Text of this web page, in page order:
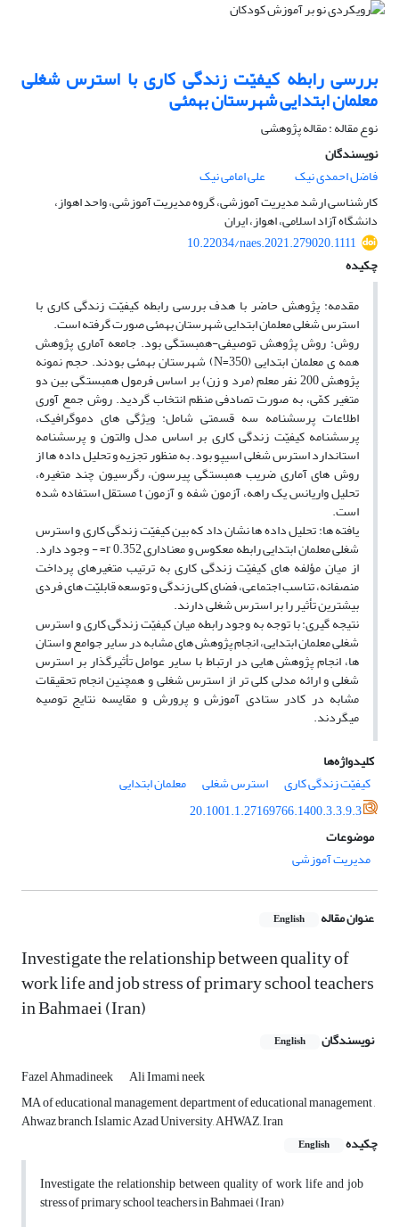
بررسی رابطه کیفیّت زندگی کاری با استرس شغلی
معلمان ابتدایی شهرستان بهمئی
نوع مقاله : مقاله پژوهشی
نویسندگان
فاضل احمدی نیک
علی امامی نیک
کارشناسی ارشد مدیریت آموزشی، گروه مدیریت آموزشی، واحد اهواز،
دانشگاه آزاد اسلامی، اهواز، ایران
10.22034/naes.2021.279020.1111
چکیده
مقدمه: پژوهش حاضر با هدف بررسى رابطه کیفیّت زندگى کارى با
استرس شغلی معلمان ابتدایی شهرستان بهمئی صورت گرفته است.
روش: روش پژوهش توصیفی-همبستگی بود. جامعه آماری پژوهش
همه ی معلمان ابتدایی (350=N) شهرستان بهمئی بودند. حجم نمونه
پژوهش 200 نفر معلم (مرد و زن) بر اساس فرمول همبستگی بین دو
متغیر کمّی، به صورت تصادفی منظم انتخاب گردید. روش جمع آورى
اطلاعات پرسشنامه سه قسمتى شامل: ویژگى هاى دموگرافیک،
پرسشنامه کیفیّت زندگى کارى بر اساس مدل والتون و پرسشنامه
استاندارد استرس شغلى اسیپو بود. به منظور تجزیه و تحلیل داده ها از
روش های آماری ضریب همبستگی پیرسون، رگرسیون چند متغیره،
تحلیل واریانس یک راهه، آزمون شفه و آزمون t مستقل استفاده شده
است.
یافته ها: تحلیل داده ها نشان داد که بین کیفیّت زندگی کاری و استرس
شغلی معلمان ابتدایی رابطه معکوس و معناداری 0.352 r= - وجود دارد.
از میان مؤلفه های کیفیّت زندگی کاری به ترتیب متغیرهای پرداخت
منصفانه، تناسب اجتماعی، فضای کلی زندگی و توسعه قابلیّت های فردی
بیشترین تأثیر را بر استرس شغلی دارند.
نتیجه گیری: با توجه به وجود رابطه میان کیفیّت زندگی کاری و استرس
شغلی معلمان ابتدایی، انجام پژوهش های مشابه در سایر جوامع و استان
ها، انجام پژوهش هایی در ارتباط با سایر عوامل تأثیرگذار بر استرس
شغلی و ارائه مدلی کلی تر از استرس شغلی و همچنین انجام تحقیقات
مشابه در کادر ستادی آموزش و پرورش و مقایسه نتایج توصیه
میگردند.
کلیدواژه‌ها
کیفیّت زندگی کاری
استرس شغلی
معلمان ابتدایی
20.1001.1.27169766.1400.3.3.9.3
موضوعات
مدیریت آموزشی
عنوان مقاله English
Investigate the relationship between quality of
work life and job stress of primary school teachers
in Bahmaei (Iran)
نویسندگان English
Fazel Ahmadineek
Ali Imami neek
MA of educational management, department of educational management ,
Ahwaz branch, Islamic Azad University, AHWAZ, Iran
چکیده
English
Investigate the relationship between quality of work life and job
stress of primary school teachers in Bahmaei (Iran)